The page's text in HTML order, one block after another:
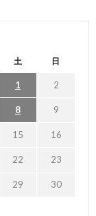
土 日
1 2
8 9
15 16
22 23
29 30